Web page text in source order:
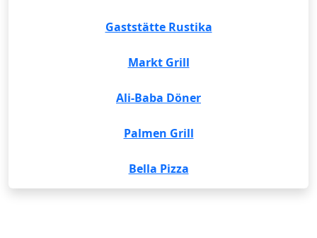
Gaststätte Rustika
Markt Grill
Ali-Baba Döner
Palmen Grill
Bella Pizza